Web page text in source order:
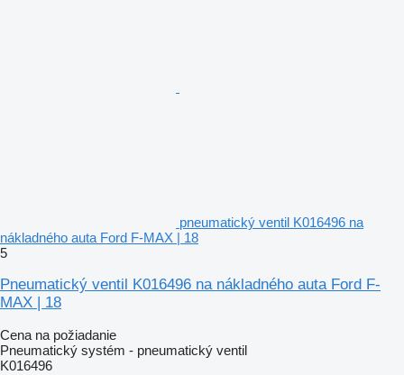
pneumatický ventil K016496 na
nákladného auta Ford F-MAX | 18
5
Pneumatický ventil K016496 na nákladného auta Ford F-
MAX | 18
Cena na požiadanie
Pneumatický systém - pneumatický ventil
K016496